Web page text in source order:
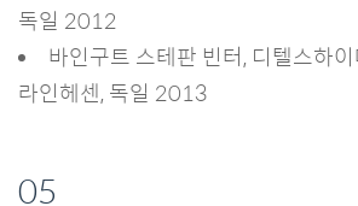
독일 2012
바인구트 스테판 빈터, 디텔스하
라인헤센, 독일 2013
05